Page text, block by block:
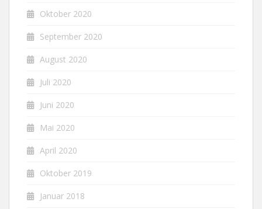
Oktober 2020
September 2020
August 2020
Juli 2020
Juni 2020
Mai 2020
April 2020
Oktober 2019
Januar 2018